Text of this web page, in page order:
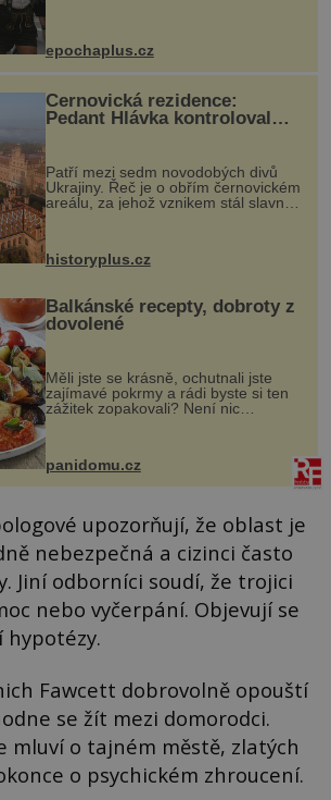
návštěvníků, kteří si vychutnávají
kultur...
epochaplus.cz
Černovická rezidence:
Pedant Hlávka kontroloval
Patří mezi sedm novodobých divů
Ukrajiny. Řeč je o obřím černovickém
areálu, za jehož vznikem stál slavný
český architekt Josef Hlávka. Ten si
na něm dal mimořádně záležet. Jeho
historyplus.cz
Balkánské recepty, dobroty z
dovolené
Měli jste se krásně, ochutnali jste
zajímavé pokrmy a rádi byste si ten
zážitek zopakovali? Není nic
snazšího. Pljeskavica (10 porcí)
Možná jste ji ochutnali na dovolené v
panidomu.cz
upozorňují, že oblast je
nebezpečná a cizinci často
Jiní odborníci soudí, že trojici
nebo vyčerpání. Objevují se
hypotézy.
Fawcett dobrovolně opouští
se žít mezi domorodci.
mluví o tajném městě, zlatých
o psychickém zhroucení.